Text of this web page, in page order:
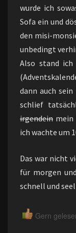
wurde ich
Sofa ein und
den misi-
unbedingt
Also stand
dann auch
schlief
irgendein mein
ich wachte um
Das war nicht
für morgen
schnell und
Gern